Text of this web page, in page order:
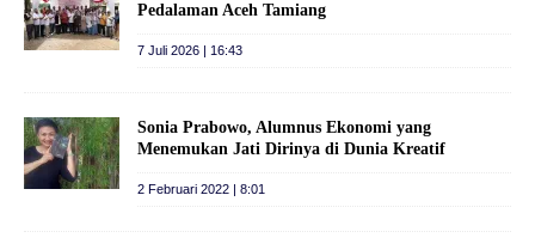
Pedalaman Aceh Tamiang
7 Juli 2026 | 16:43
Sonia Prabowo, Alumnus Ekonomi yang
Menemukan Jati Dirinya di Dunia Kreatif
2 Februari 2022 | 8:01